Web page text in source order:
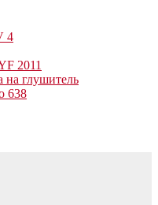
4
2011
на глушитель
638